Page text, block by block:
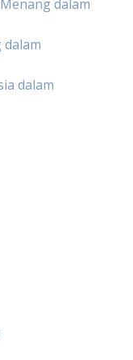
dalam
dalam